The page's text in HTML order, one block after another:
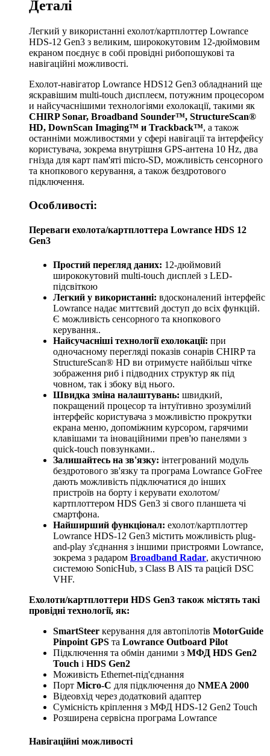
Деталі
Легкий у використанні ехолот/картплоттер Lowrance
HDS-12 Gen3 з великим, ширококутовим 12-дюймовим
екраном поєднує в собі провідні рибопошукові та
навігаційні можливості.
Ехолот-навігатор Lowrance HDS12 Gen3 обладнаний ще
яскравішим multi-touch дисплеєм, потужним процесором
и найсучаснішими технологіями ехолокації, такими як
CHIRP Sonar, Broadband Sounder™, StructureScan®
HD, DownScan Imaging™ и Trackback™, а також
останніми можливостями у сфері навігації та інтерфейсу
користувача, зокрема внутрішня GPS-антена 10 Hz, два
гнізда для карт пам'яті micro-SD, можливість сенсорного
та кнопкового керування, а також бездротового
підключення.
Особливості:
Переваги ехолота/картплоттера Lowrance HDS 12
Gen3
Простий перегляд даних: 12-дюймовий
ширококутовий multi-touch дисплей з LED-
підсвіткою
Легкий у використанні: вдосконалений інтерфейс
Lowrance надає миттєвий доступ до всіх функцій.
Є можливість сенсорного та кнопкового
керування..
Найсучасніші технології ехолокації: при
одночасному перегляді показів сонарів CHIRP та
StructureScan® HD ви отримуєте найбільш чітке
зображення риб і підводних структур як під
човном, так і збоку від нього.
Швидка зміна налаштувань: швидкий,
покращений процесор та інтуїтивно зрозумілий
інтерфейс користувача з можливістю прокрутки
екрана меню, допоміжним курсором, гарячими
клавішами та іноваційними прев'ю панелями з
quick-touch повзунками..
Залишайтесь на зв'язку: інтегрований модуль
бездротового зв'язку та програма Lowrance GoFree
дають можливість підключатися до інших
пристроїв на борту і керувати ехолотом/
картплоттером HDS Gen3 зі свого планшета чі
смартфона.
Найширший функціонал: ехолот/картплоттер
Lowrance HDS-12 Gen3 містить можливість plug-
and-play з'єднання з іншими пристроями Lowrance,
зокрема з радаром Broadband Radar, акустичною
системою SonicHub, з Class B AIS та рацієй DSC
VHF.
Ехолоти/картплоттери HDS Gen3 також містять такі
провідні технології, як:
SmartSteer керування для автопілотів MotorGuide
Pinpoint GPS та Lowrance Outboard Pilot
Підключення та обмін даними з МФД HDS Gen2
Touch і HDS Gen2
Моживість Ethernet-під'єднання
Порт Micro-C для підключення до NMEA 2000
Відеовхід через додатковий адаптер
Сумісність кріплення з МФД HDS-12 Gen2 Touch
Розширена сервісна програма Lowrance
Навігаційні можливості